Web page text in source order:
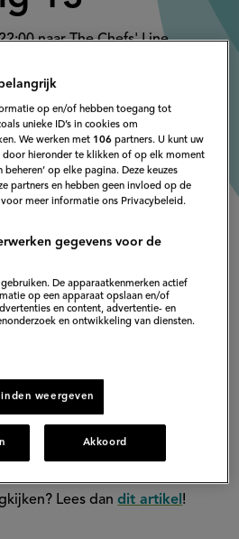
naar The Chefs' Line
Lees dandit artikel !
op en/of hebben toegang tot
unieke ID’s in cookies om
We werken met 106 partners. U kunt uw
door hieronder te klikken of op elk moment
op elke pagina. Deze keuzes
partners en hebben geen invloed op de
meer informatie ons Privacybeleid.
gegevens voor de
De apparaatkenmerken actief
op een apparaat opslaan en/of
en content, advertentie- en
en ontwikkeling van diensten.
weergeven
Akkoord